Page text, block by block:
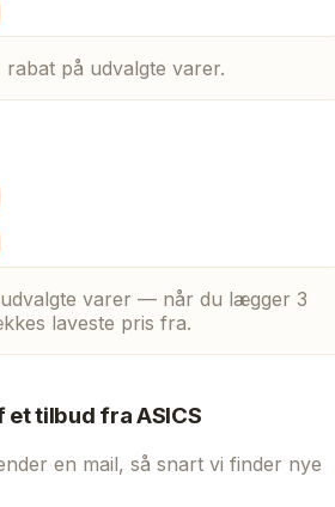
på udvalgte varer.
varer — når du lægger 3
laveste pris fra.
et tilbud fraASICS
en mail, så snart vi finder nye